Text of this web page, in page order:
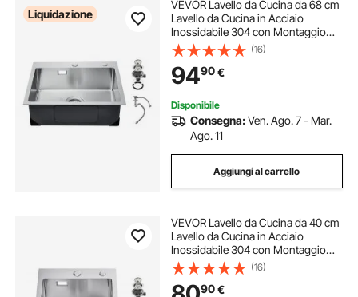
banco da cucina in acciaio inox
piani lavoro in acciaio cucina
piano lavoro cucina in acciaio con ruote
piano lavoro cucina acciaio con ruote
banco da lavoro acciaio inox per cucina
Liquidazione
VEVOR Lavello da Cucina da 68 cm
Lavello da Cucina in Acciaio
Inossidabile 304 con Montaggio
dall'Alto, Vasca Singola da Incasso
in Stile Fattoria con Accessori,
Lavello Domestico per Lavanderia,
Bar
(16)
9490€
Disponibile
Consegna:Ven. Ago. 7 - Mar.
Ago. 11
Aggiungi al carrello
VEVOR Lavello da Cucina da 40 cm
Lavello da Cucina in Acciaio
Inossidabile 304 con Montaggio
dall'Alto, Vasca Singola da Incasso
in Stile Fattoria con Accessori,
Lavello Domestico per Lavanderia,
(16)
90€